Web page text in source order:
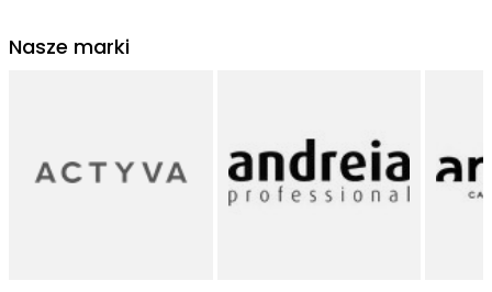
Nasze marki